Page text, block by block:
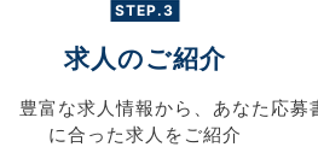
STEP.3
求人のご紹介
豊富な求人情報から、 あなた
に合った求人を ご紹介
応募